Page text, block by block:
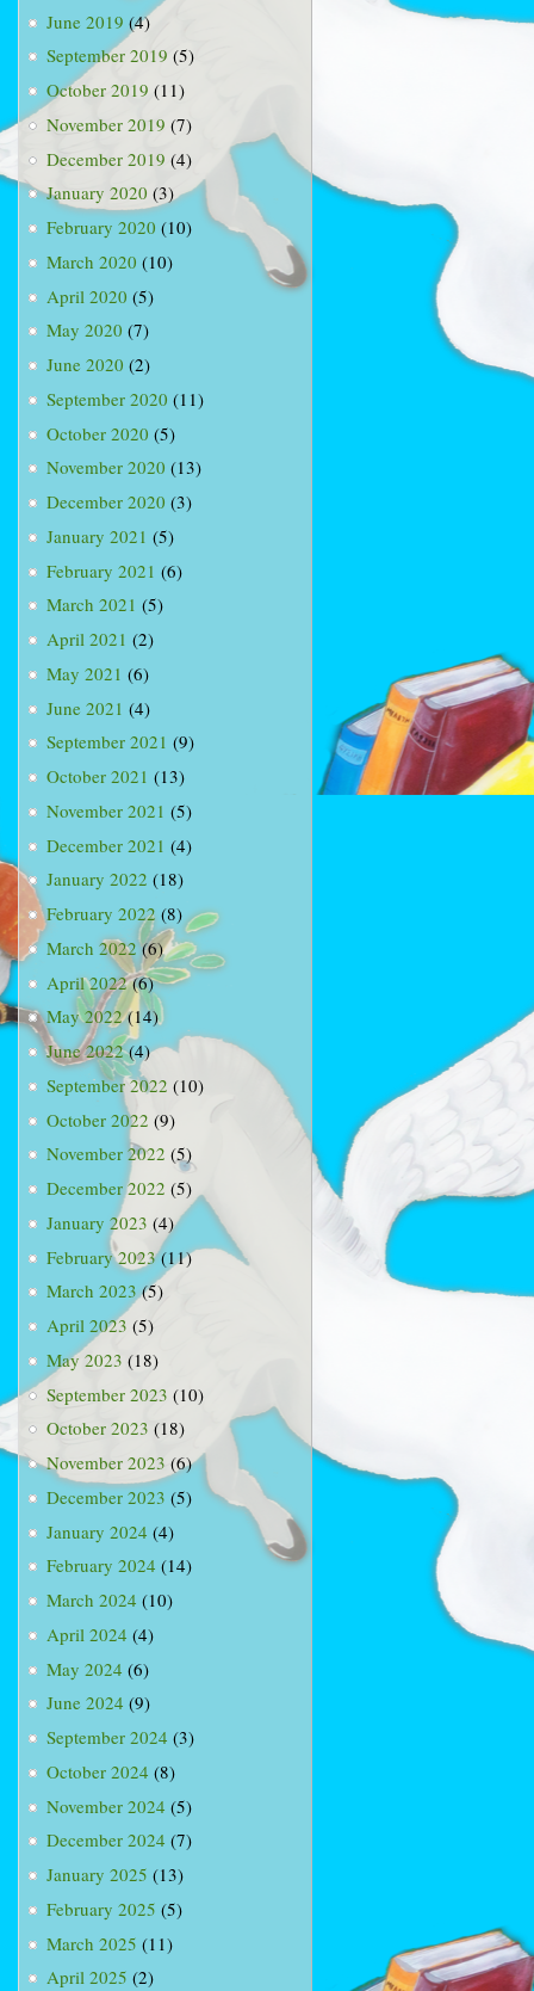
June 2019 (4)
September 2019 (5)
October 2019 (11)
November 2019 (7)
December 2019 (4)
January 2020 (3)
February 2020 (10)
March 2020 (10)
April 2020 (5)
May 2020 (7)
June 2020 (2)
September 2020 (11)
October 2020 (5)
November 2020 (13)
December 2020 (3)
January 2021 (5)
February 2021 (6)
March 2021 (5)
April 2021 (2)
May 2021 (6)
June 2021 (4)
September 2021 (9)
October 2021 (13)
November 2021 (5)
December 2021 (4)
January 2022 (18)
February 2022 (8)
March 2022(6)
April 2022(6)
May 2022(14)
June 2022(4)
September 2022 (10)
October 2022 (9)
November 2022 (5)
December 2022 (5)
January 2023 (4)
February 2023(11)
March 2023(5)
April 2023 (5)
May 2023 (18)
September 2023 (10)
October 2023 (18)
November 2023 (6)
December 2023 (5)
January 2024 (4)
February 2024 (14)
March 2024 (10)
April 2024 (4)
May 2024 (6)
June 2024 (9)
September 2024 (3)
October 2024 (8)
November 2024 (5)
December 2024 (7)
January 2025 (13)
February 2025 (5)
March 2025 (11)
April 2025 (2)